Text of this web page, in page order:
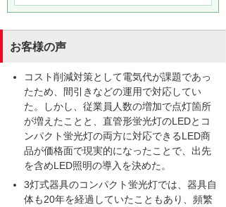
お客様の声
コスト削減対策として電気代が課題であっ
たため、間引きなどの運用で対応してい
た。しかし、従業員人数の増加で点灯箇所
が増えたことと、直管形蛍光灯のLEDとコ
ンパクト蛍光灯の両方に対応できるLED商
品が価格面で現実的になったことで、出先
を含めLED照明の導入を決めた。
3灯式器具のコンパクト蛍光灯では、器具自
体も20年を経過していたこともあり、頻繁